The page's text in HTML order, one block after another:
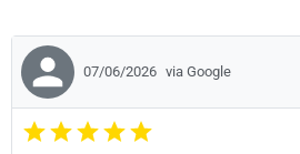
07/06/2026 via Google